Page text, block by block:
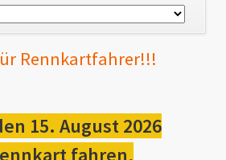
Rennkartfahrer!!!
15. August 2026
fahren,